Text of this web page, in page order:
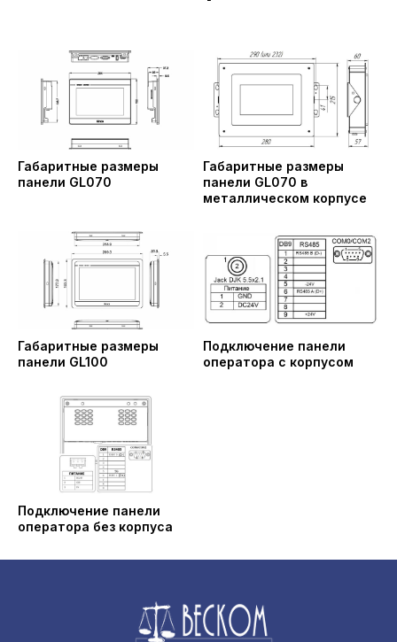
Габаритные размеры
панели GL070
Габаритные размеры
панели GL070 в
металлическом корпусе
Габаритные размеры
панели GL100
Подключение панели
оператора c корпусом
Подключение панели
оператора без корпуса